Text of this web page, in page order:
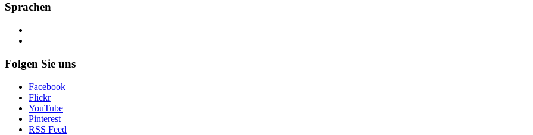
Sprachen
Folgen Sie uns
Facebook
Flickr
YouTube
Pinterest
RSS Feed